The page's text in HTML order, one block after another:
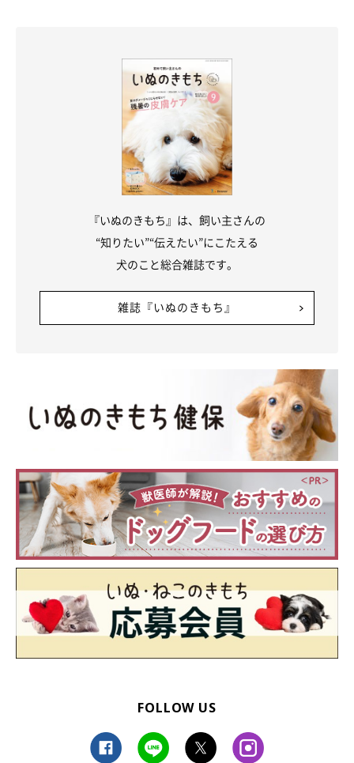
『いぬのきもち』は、飼い主さんの
“知りたい”“伝えたい”にこたえる
犬のこと総合雑誌です。
雑誌『いぬのきもち』
FOLLOW US